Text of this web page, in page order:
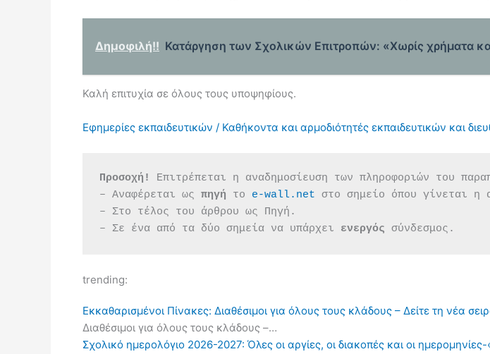
Δημοφιλή!! Κατάργηση των Σχολικών Επιτροπών: «Χωρίς χρήματα
Καλή επιτυχία σε όλους τους υποψηφίους.
Εφημερίες εκπαιδευτικών / Καθήκοντα και αρμοδιότητές εκπαιδευτικών και
Προσοχή!
Επιτρέπεται η αναδημοσίευση των πληροφοριών του
– Αναφέρεται ως πηγή το e-wall.net στο σημείο όπου γίνεται η
– Στο τέλος του άρθρου ως Πηγή.
– Σε ένα από τα δύο σημεία να υπάρχει ενεργός σύνδεσμος.
trending:
Εκκαθαρισμένοι Πίνακες: Διαθέσιμοι για όλους τους κλάδους – Δείτε τη νέα
Διαθέσιμοι για όλους τους κλάδους –…
Σχολικό ημερολόγιο 2026-2027: Όλες οι αργίες, οι διακοπές και οι